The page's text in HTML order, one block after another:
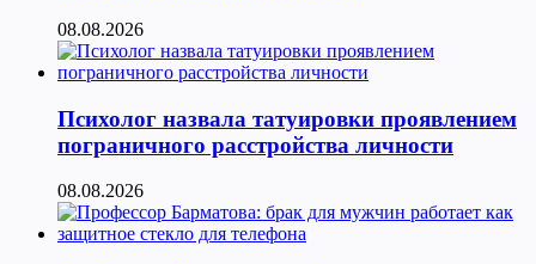
08.08.2026
Психолог назвала татуировки проявлением
пограничного расстройства личности
08.08.2026